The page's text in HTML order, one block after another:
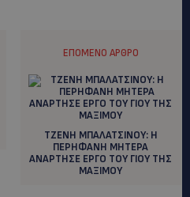
ΕΠΌΜΕΝΟ ΆΡΘΡΟ
ΤΖΕΝΗ ΜΠΑΛΑΤΣΙΝΟΥ: H
ΠΕΡΗΦΑΝΗ ΜΗΤΕΡΑ
ΑΝΑΡΤΗΣΕ ΕΡΓΟ ΤΟΥ ΓΙΟΥ ΤΗΣ
ΜΑΞΙΜΟΥ